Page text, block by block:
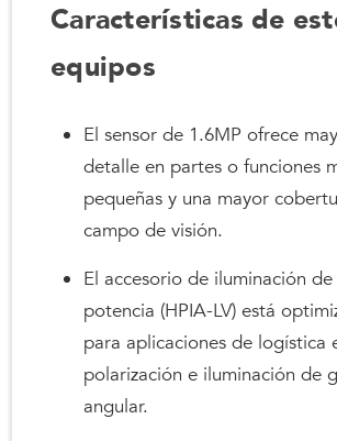
Características de
equipos
El sensor de 1.6MP ofrece
detalle en partes o funciones
pequeñas y una mayor
campo de visión.
El accesorio de iluminación
potencia (HPIA-LV) está
para aplicaciones de logística
polarización e iluminación de
angular.